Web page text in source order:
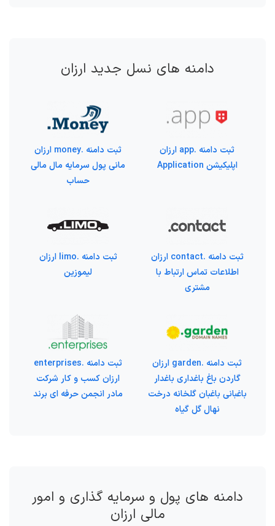
دامنه های نسل جدید ارزان
ثبت دامنه .app ارزان
اپلیکیشن Application
ثبت دامنه .money ارزان
مانی پول سرمایه مال مالی
حساب
ثبت دامنه .contact ارزان
اطلاعات تماس ارتباط با
مشتری
ثبت دامنه .limo ارزان
لیموزین
ثبت دامنه .garden ارزان
گاردن باغ باغداری باغدار
باغبانی باغبان گلخانه درخت
نهال گل گیاه
ثبت دامنه .enterprises
ارزان کسب و کار شرکت
مادر انجمن حرفه ای برند
دامنه های پول و سرمایه گذاری و امور
مالی ارزان